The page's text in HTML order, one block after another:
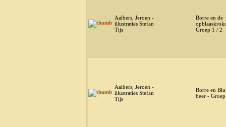
Aalbers, Jeroen -
illustraties Stefan
Tijs
Borre en de
Groep 1 / 2
Aalbers, Jeroen -
illustraties Stefan
Tijs
Borre en
beer -